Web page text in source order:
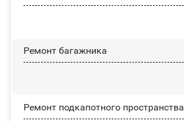
Ремонт багажника
Ремонт подкапотного пространства